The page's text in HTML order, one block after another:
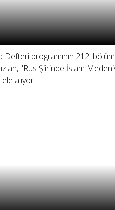
Defteri programının 212.
"Rus Şiirinde İslam
alıyor.